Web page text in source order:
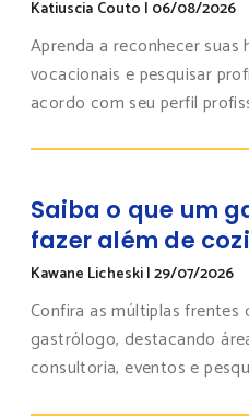
Katiuscia Couto | 06/08/2026
Aprenda a reconhecer
vocacionais e pesquisar
acordo com seu perfil
Saiba o que um
fazer além de
Kawane Licheski|29/07/2026
Confira as múltiplas frentes
gastrólogo, destacando
consultoria, eventos e